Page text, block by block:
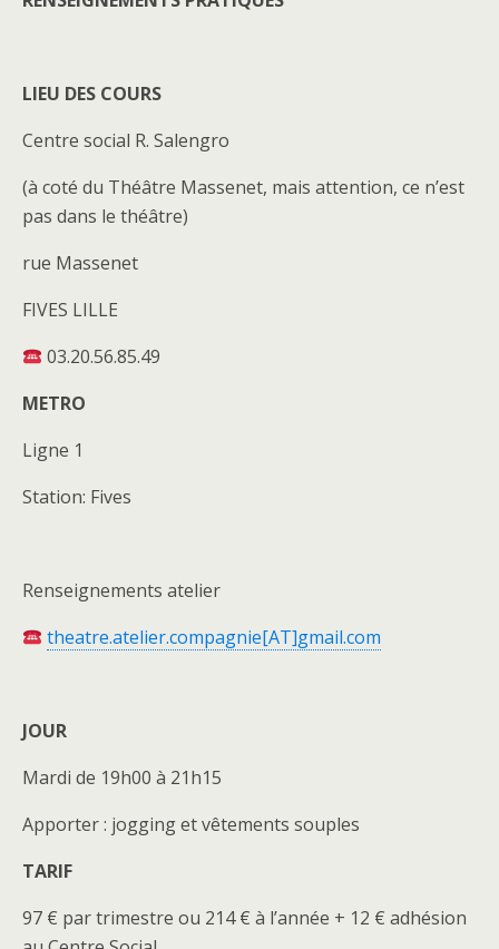
LIEU DES COURS
Centre social R. Salengro
(à coté du Théâtre Massenet, mais attention, ce n’est
pas dans le théâtre)
rue Massenet
FIVES LILLE
03.20.56.85.49
METRO
Ligne 1
Station: Fives
Renseignements atelier
theatre.atelier.compagnie[AT]gmail.com
JOUR
Mardi de 19h00 à 21h15
Apporter : jogging et vêtements souples
TARIF
97 € par trimestre ou 214 € à l’année + 12 € adhésion